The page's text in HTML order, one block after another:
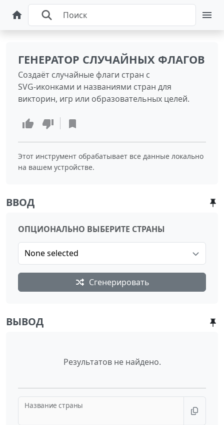
ГЕНЕРАТОР СЛУЧАЙНЫХ ФЛАГОВ
Создаёт случайные флаги стран с
SVG‑иконками и названиями стран для
викторин, игр или образовательных целей.
Этот инструмент обрабатывает все данные локально
на вашем устройстве.
ВВОД
ОПЦИОНАЛЬНО ВЫБЕРИТЕ СТРАНЫ
None selected
Сгенерировать
ВЫВОД
Результатов не найдено.
Название страны